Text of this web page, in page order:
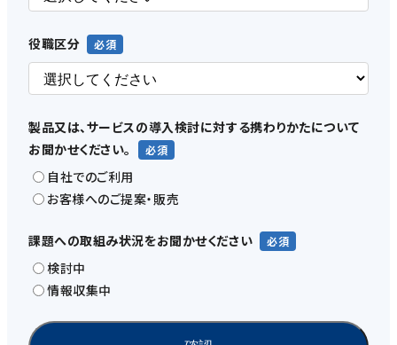
役職区分
製品又は、サービスの導入検討に対する携わりかたについて
お聞かせください。
自社でのご利用
お客様へのご提案・販売
課題への取組み状況をお聞かせください
検討中
情報収集中